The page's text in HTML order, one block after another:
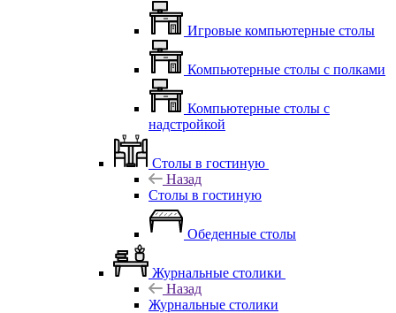
Игровые компьютерные столы
Компьютерные столы с полками
Компьютерные столы с
надстройкой
Столы в гостиную
Назад
Столы в гостиную
Обеденные столы
Журнальные столики
Назад
Журнальные столики